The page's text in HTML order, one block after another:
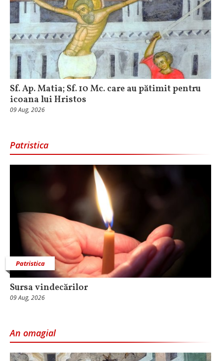
Sf. Ap. Matia; Sf. 10 Mc. care au pătimit pentru
icoana lui Hristos
09 Aug, 2026
Patristica
Patristica
Sursa vindecărilor
09 Aug, 2026
An omagial